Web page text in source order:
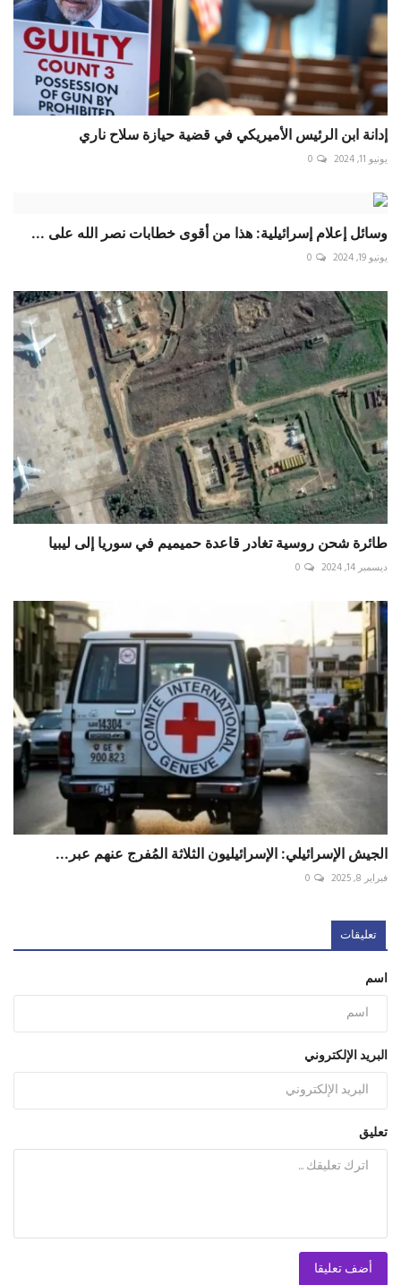
إدانة ابن الرئيس الأميريكي في قضية حيازة سلاح ناري
يونيو 11, 2024 0
وسائل إعلام إسرائيلية: هذا من أقوى خطابات نصر الله على ...
يونيو 19, 2024 0
طائرة شحن روسية تغادر قاعدة حميميم في سوريا إلى ليبيا
ديسمبر 14, 2024 0
الجيش الإسرائيلي: الإسرائيليون الثلاثة المُفرج عنهم عبر...
فبراير 8, 2025 0
تعليقات
اسم
البريد الإلكتروني
تعليق
أضف تعليقا